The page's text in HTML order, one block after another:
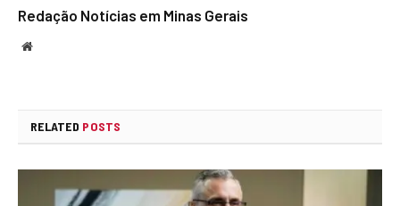
Redação Notícias em Minas Gerais
Website
RELATED POSTS